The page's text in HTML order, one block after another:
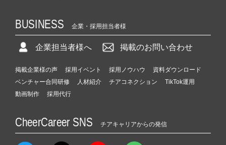
BUSINESS 企業・採用担当者様
企業担当者様へ 掲載のお問い合わせ
掲載企業様の声 採用イベント 採用ノウハウ
資料ダウンロード
ベンチャー合同研修
人材紹介 チアコネクション
TikTok運用
動画制作
採用代行
CheerCareer SNS チアキャリアからの発信